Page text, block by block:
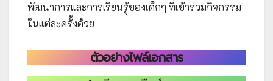
พัฒนาการและการเรียนรู้ของเด็กๆ ที่เข้าร่วมกิจกรรม
ในแต่ละครั้งด้วย
ตัวอย่างไฟล์เอกสาร